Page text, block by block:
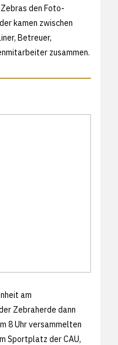
den Foto-
kamen zwischen
Betreuer,
zusammen.
am
Zebraherde dann
8 Uhr versammelten
Sportplatz der CAU,